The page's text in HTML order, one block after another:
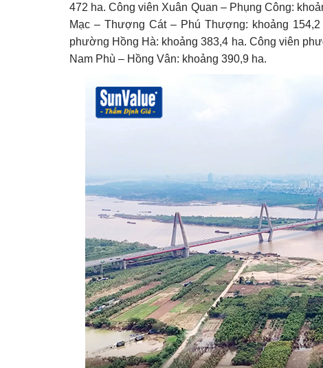
472 ha. Công viên Xuân Quan – Phụng Công:
Mạc – Thượng Cát – Phú Thượng: khoảng
phường Hồng Hà: khoảng 383,4 ha. Công viên
Nam Phù – Hồng Vân: khoảng 390,9 ha.